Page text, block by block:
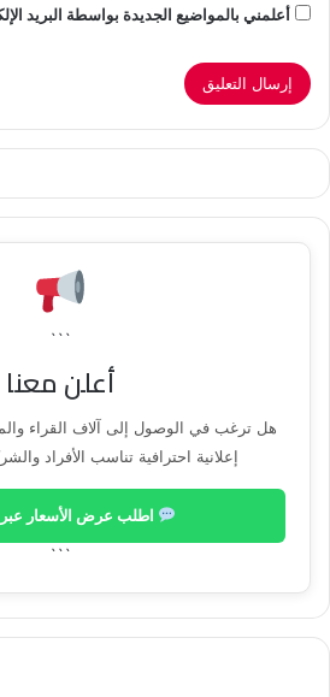
أعلمني بالمواضيع الجديدة بواسطة البريد
```
أعلن معنا
هل ترغب في الوصول إلى آلاف القراء
إعلانية احترافية تناسب الأفراد
اطلب عرض الأسعار
```